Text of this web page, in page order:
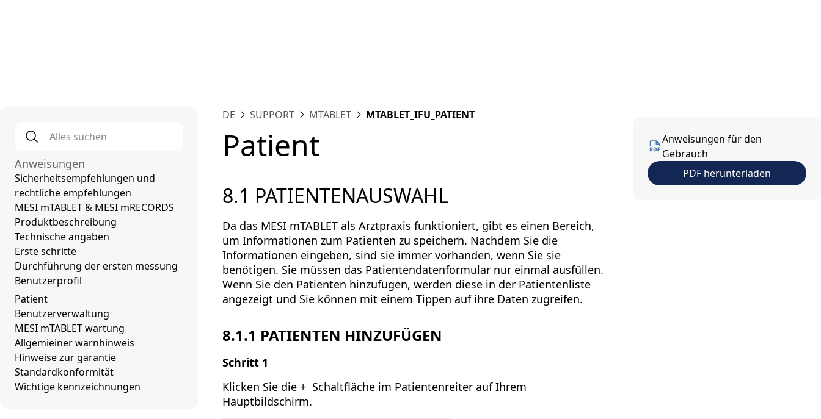
Anweisungen
Sicherheitsempfehlungen und
rechtliche empfehlungen
MESI mTABLET & MESI mRECORDS
Produktbeschreibung
Technische angaben
Erste schritte
Durchführung der ersten messung
Benutzerprofil
Patient
Benutzerverwaltung
MESI mTABLET wartung
Allgemieiner warnhinweis
Hinweise zur garantie
Standardkonformität
Wichtige kennzeichnungen
Anweisungen für den
Gebrauch
PDF herunterladen
DE SUPPORT MTABLET MTABLET_IFU_PATIENT
Patient
8.1 PATIENTENAUSWAHL
Da das MESI mTABLET als Arztpraxis funktioniert, gibt es einen Bereich,
um Informationen zum Patienten zu speichern. Nachdem Sie die
Informationen eingeben, sind sie immer vorhanden, wenn Sie sie
benötigen. Sie müssen das Patientendatenformular nur einmal ausfüllen.
Wenn Sie den Patienten hinzufügen, werden diese in der Patientenliste
angezeigt und Sie können mit einem Tippen auf ihre Daten zugreifen.
8.1.1 PATIENTEN HINZUFÜGEN
Schritt 1
Klicken Sie die + Schaltfläche im Patientenreiter auf Ihrem
Hauptbildschirm.